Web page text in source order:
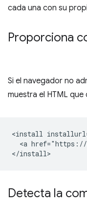
cada una con su
Proporciona
Si el navegador no
muestra el HTML
<install
<a
Detecta la